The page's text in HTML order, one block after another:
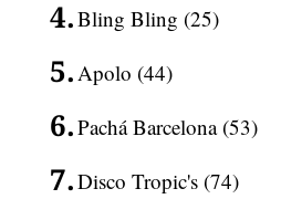
Bling Bling (25)
Apolo (44)
Pachá Barcelona (53)
Disco Tropic's (74)